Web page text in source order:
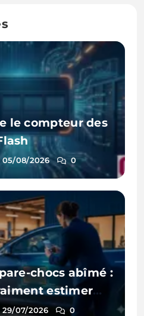
le compteur des
05/08/2026 0
chocs abîmé :
estimer
voiture à
29/07/2026 0